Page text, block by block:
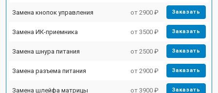
Замена кнопок управления от 2900 ₽ Заказать
Замена ИК-приемника от 3500 ₽ Заказать
Замена шнура питания от 2500 ₽ Заказать
Замена разъема питания от 2900 ₽ Заказать
Замена шлейфа матрицы от 3900 ₽ Заказать